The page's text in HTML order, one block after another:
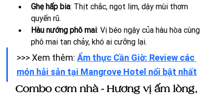
Ghẹ hấp bia: Thịt chắc, ngọt lịm, dậy mùi thơm
quyến rũ.
Hàu nướng phô mai: Vị béo ngậy của hàu hòa cùng
phô mai tan chảy, khó ai cưỡng lại.
>>> Xem thêm: Ẩm thực Cần Giờ: Review các
món hải sản tại Mangrove Hotel nổi bật nhất
Combo cơm nhà - Hương vị ấm lòng,